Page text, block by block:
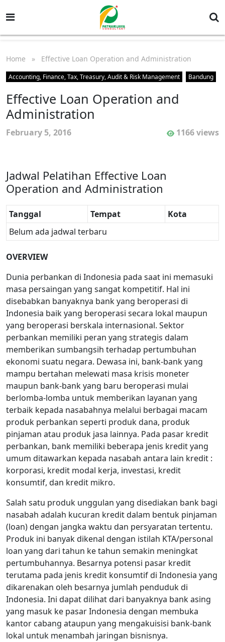
Home » Effective Loan Operation and Administration
Accounting, Finance, Tax, Treasury, Audit & Risk Management Bandung
Effective Loan Operation and
Administration
February 5, 2016 1166 views
Jadwal Pelatihan Effective Loan
Operation and Administration
Tanggal Tempat
Kota
Belum ada jadwal terbaru
OVERVIEW
Dunia perbankan di Indonesia pada saat ini memasuki
masa persaingan yang sangat kompetitif. Hal ini
disebabkan banyaknya bank yang beroperasi di
Indonesia baik yang beroperasi secara lokal maupun
yang beroperasi berskala internasional. Sektor
perbankan memiliki peran yang strategis dalam
memberikan sumbangsih terhadap pertumbuhan
ekonomi suatu negara. Dewasa ini, bank-bank yang
mampu bertahan melewati masa krisis moneter
maupun bank-bank yang baru beroperasi mulai
berlomba-lomba untuk memberikan layanan yang
terbaik kepada nasabahnya melalui berbagai macam
produk perbankan seperti produk dana, produk
pinjaman atau produk jasa lainnya. Pada pasar kredit
perbankan, bank memiliki beberapa jenis kredit yang
umum ditawarkan kepada nasabah antara lain kredit :
korporasi, kredit modal kerja, investasi, kredit
konsumtif, dan kredit mikro.
Salah satu produk unggulan yang disediakan bank bagi
nasabah adalah kucuran kredit dalam bentuk pinjaman
(loan) dengan jangka waktu dan persyaratan tertentu.
Produk ini banyak dikenal dengan istilah KTA/personal
loan yang dari tahun ke tahun semakin meningkat
pertumbuhannya. Besarnya potensi pasar kredit
terutama pada jenis kredit konsumtif di Indonesia yang
dikarenakan oleh besarnya jumlah penduduk di
Indonesia. Ini dapat dilihat dari banyaknya bank asing
yang masuk ke pasar Indonesia dengan membuka
kantor cabang ataupun yang mengakuisisi bank-bank
lokal untuk menambah jaringan bisnisnya.